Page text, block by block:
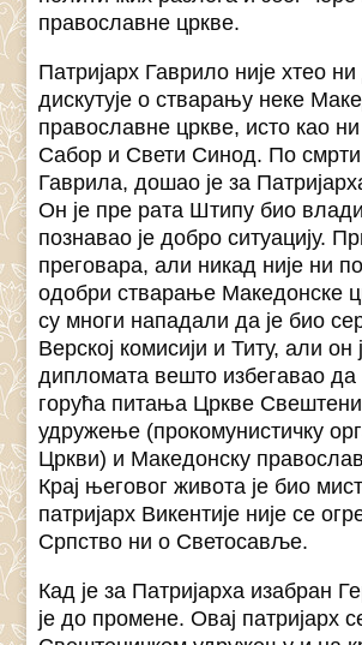
православне цркве.
Патријарх Гаврило није хтео ни
дискутује о стварању неке
православне цркве, исто као ни
Сабор и Свети Синод. По смрти
Гаврила, дошао је за
Он је пре рата Штипу био
познавао је добро ситуацију.
преговара, али никад није ни
одобри стварање Македонске
су многи нападали да је био
Верској комисији и Титу, али он
дипломата вешто избегавао
горућа питања Цркве
удружење (прокомунистичку
Цркви) и Македонску
Крај његовог живота је био
патријарх Викентије није се
Српство ни о Светосавље.
Кад је за Патријарха изабран
је до промене. Овај патријарх